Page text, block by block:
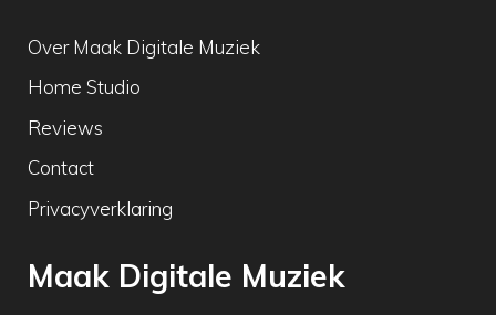
Over Maak Digitale Muziek
Home Studio
Reviews
Contact
Privacyverklaring
Maak Digitale Muziek